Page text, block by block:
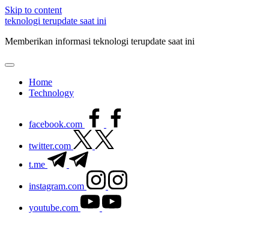
Skip to content
teknologi terupdate saat ini
Memberikan informasi teknologi terupdate saat ini
Home
Technology
facebook.com
twitter.com
t.me
instagram.com
youtube.com